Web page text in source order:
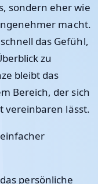
sondern eher wie
macht.
das Gefühl,
zu
bleibt das
Bereich, der sich
vereinbaren lässt.
persönliche